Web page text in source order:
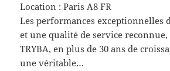
Location :Paris A8 FR
Les performances exceptionnelles
et une qualité de service
TRYBA, en plus de 30 ans de
une véritable…